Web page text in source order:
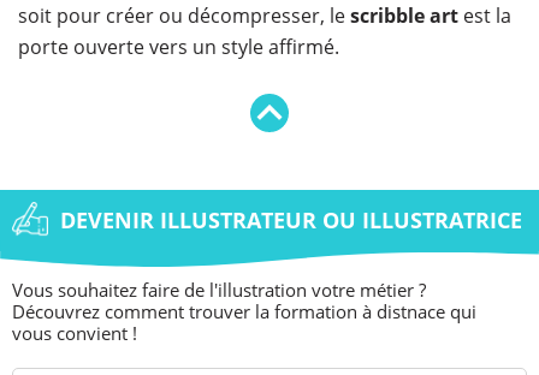
soit pour créer ou décompresser, lescribble art est la
porte ouverte vers un style affirmé.
DEVENIR ILLUSTRATEUR OU ILLUSTRATRICE
Vous souhaitez faire de l'illustration votre métier ?
Découvrez comment trouver la formation à distnace qui
vous convient !